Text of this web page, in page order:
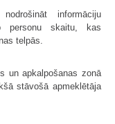
informāciju
personu skaitu, kas
telpās.
un apkalpošanas zonā
stāvošā apmeklētāja